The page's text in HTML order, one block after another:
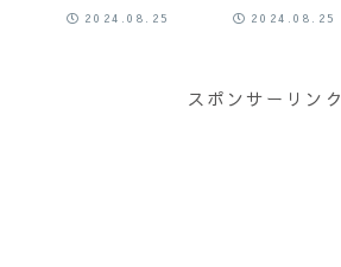
2024.08.25 2024.08.25
スポンサーリンク